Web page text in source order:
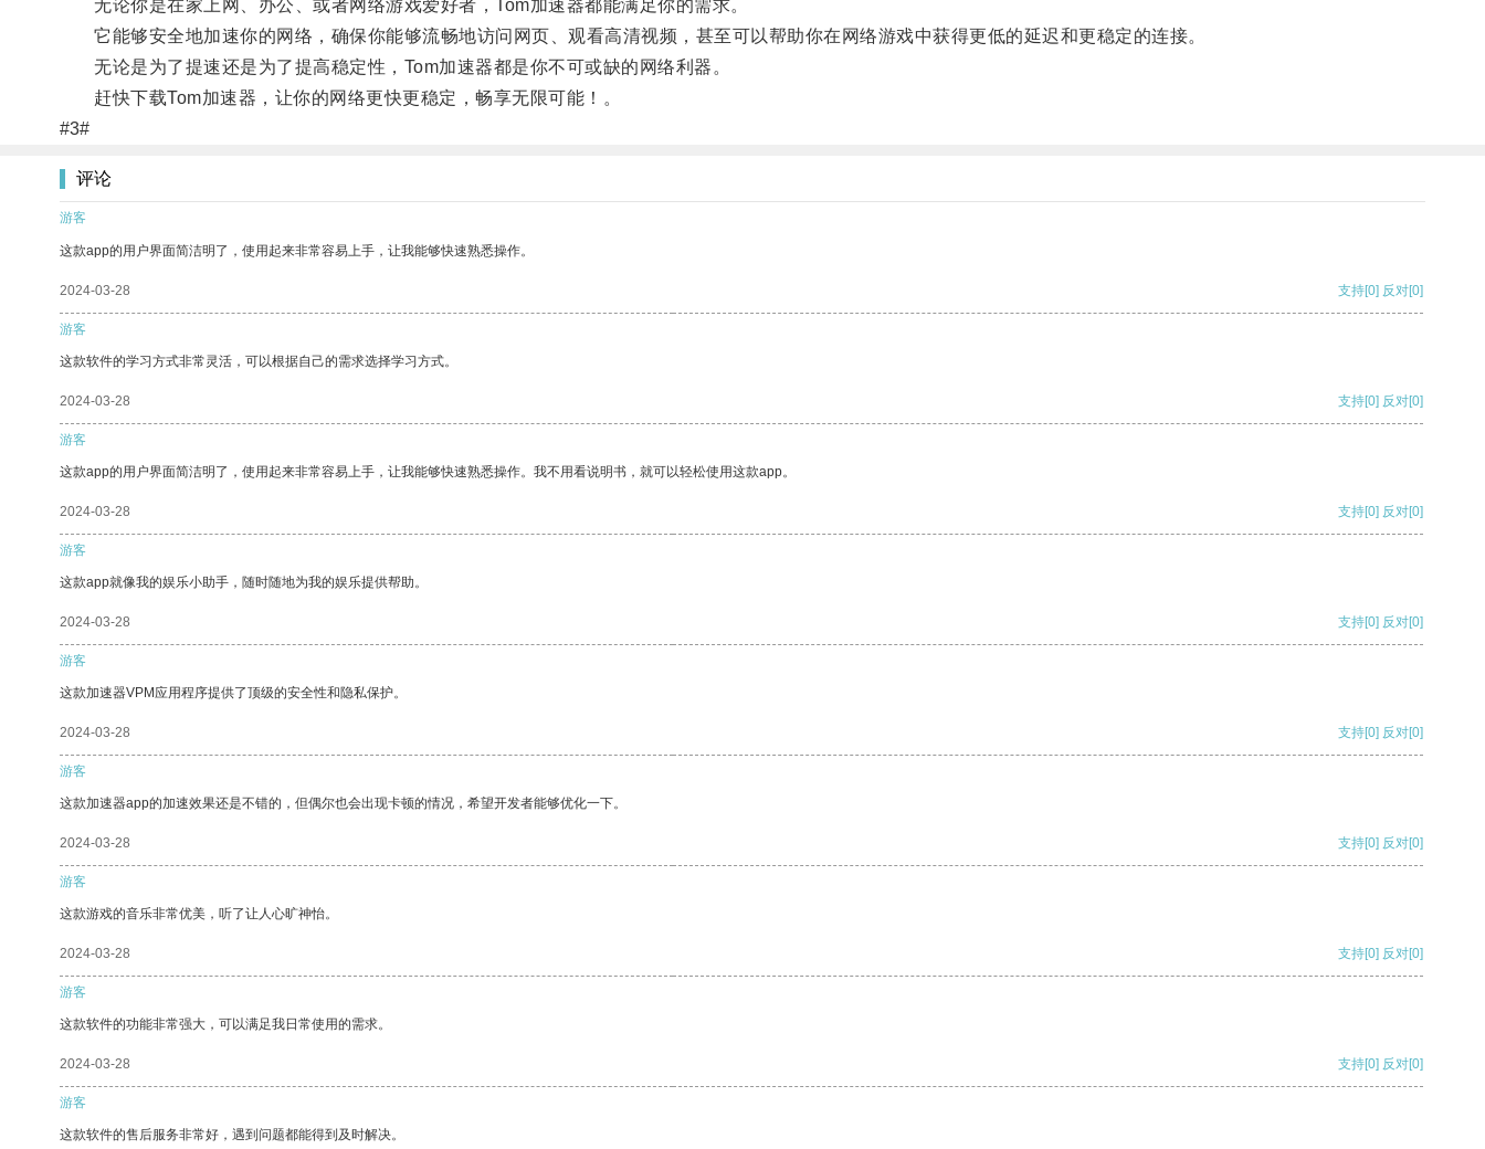
无论你是在家上网、办公、或者网络游戏爱好者，Tom加速器都能满足你的需求。
它能够安全地加速你的网络，确保你能够流畅地访问网页、观看高清视频，甚至可以帮助你在网络游戏中获得更低的延迟和更稳定的连接。
无论是为了提速还是为了提高稳定性，Tom加速器都是你不可或缺的网络利器。
赶快下载Tom加速器，让你的网络更快更稳定，畅享无限可能！。
#3#
评论
游客
这款app的用户界面简洁明了，使用起来非常容易上手，让我能够快速熟悉操作。
2024-03-28 支持[0] 反对[0]
游客
这款软件的学习方式非常灵活，可以根据自己的需求选择学习方式。
2024-03-28 支持[0] 反对[0]
游客
这款app的用户界面简洁明了，使用起来非常容易上手，让我能够快速熟悉操作。我不用看说明书，就可以轻松使用这款app。
2024-03-28 支持[0] 反对[0]
游客
这款app就像我的娱乐小助手，随时随地为我的娱乐提供帮助。
2024-03-28 支持[0] 反对[0]
游客
这款加速器VPM应用程序提供了顶级的安全性和隐私保护。
2024-03-28 支持[0] 反对[0]
游客
这款加速器app的加速效果还是不错的，但偶尔也会出现卡顿的情况，希望开发者能够优化一下。
2024-03-28 支持[0] 反对[0]
游客
这款游戏的音乐非常优美，听了让人心旷神怡。
2024-03-28 支持[0] 反对[0]
游客
这款软件的功能非常强大，可以满足我日常使用的需求。
2024-03-28 支持[0] 反对[0]
游客
这款软件的售后服务非常好，遇到问题都能得到及时解决。